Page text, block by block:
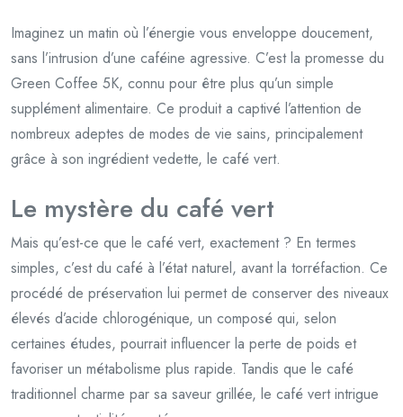
Imaginez un matin où l’énergie vous enveloppe doucement,
sans l’intrusion d’une caféine agressive. C’est la promesse du
Green Coffee 5K, connu pour être plus qu’un simple
supplément alimentaire. Ce produit a captivé l’attention de
nombreux adeptes de modes de vie sains, principalement
grâce à son ingrédient vedette, le café vert.
Le mystère du café vert
Mais qu’est-ce que le café vert, exactement ? En termes
simples, c’est du café à l’état naturel, avant la torréfaction. Ce
procédé de préservation lui permet de conserver des niveaux
élevés d’acide chlorogénique, un composé qui, selon
certaines études, pourrait influencer la perte de poids et
favoriser un métabolisme plus rapide. Tandis que le café
traditionnel charme par sa saveur grillée, le café vert intrigue